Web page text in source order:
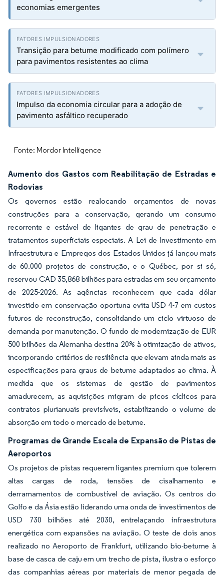
economias emergentes
Transição para betume modificado com polímero
para pavimentos resistentes ao clima
Impulso da economia circular para a adoção de
pavimento asfáltico recuperado
Fonte: Mordor Intelligence
Aumento dos Gastos com Reabilitação de Estradas e
Rodovias
Os governos estão realocando orçamentos de novas
construções para a conservação, gerando um consumo
recorrente e estável de ligantes de grau de penetração e
tratamentos superficiais especiais. A Lei de Investimento em
Infraestrutura e Empregos dos Estados Unidos já lançou mais
de 60.000 projetos de construção, e o Québec, por si só,
reservou CAD 35,868 bilhões para estradas em seu orçamento
de 2025-2026. As agências reconhecem que cada dólar
investido em conservação oportuna evita USD 4-7 em custos
futuros de reconstrução, consolidando um ciclo virtuoso de
demanda por manutenção. O fundo de modernização de EUR
500 bilhões da Alemanha destina 20% à otimização de ativos,
incorporando critérios de resiliência que elevam ainda mais as
especificações para graus de betume adaptados ao clima. À
medida que os sistemas de gestão de pavimentos
amadurecem, as aquisições migram de picos cíclicos para
contratos plurianuais previsíveis, estabilizando o volume de
absorção em todo o mercado de betume.
Programas de Grande Escala de Expansão de Pistas de
Aeroportos
Os projetos de pistas requerem ligantes premium que tolerem
altas cargas de roda, tensões de cisalhamento e
derramamentos de combustível de aviação. Os centros do
Golfo e da Ásia estão liderando uma onda de investimentos de
USD 730 bilhões até 2030, entrelaçando infraestrutura
energética com expansões na aviação. O teste de dois anos
realizado no Aeroporto de Frankfurt, utilizando bio-betume à
base de casca de caju em um trecho de pista, ilustra o esforço
das companhias aéreas por materiais de menor pegada de